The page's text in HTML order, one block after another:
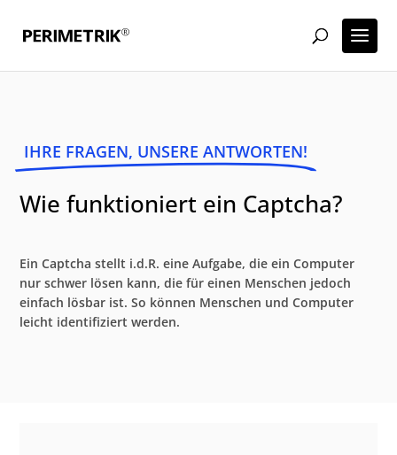
IHRE FRAGEN, UNSERE ANTWORTEN!
Wie funktioniert ein Captcha?
Ein Captcha stellt i.d.R. eine Aufgabe, die ein Computer
nur schwer lösen kann, die für einen Menschen jedoch
einfach lösbar ist. So können Menschen und Computer
leicht identifiziert werden.